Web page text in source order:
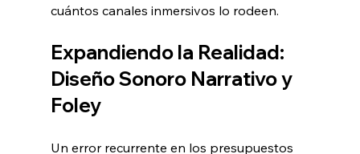
cuántos canales inmersivos lo rodeen.
Expandiendo la Realidad:
Diseño Sonoro Narrativo y
Foley
Un error recurrente en los presupuestos